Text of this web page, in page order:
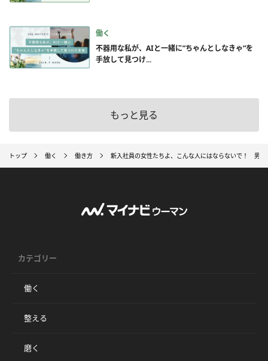
働く
不器用な私が、AIと一緒に”ちゃんとしなきゃ”を
手放して見つけ...
もっと見る
トップ 働く 働き方 新入社員の女性たちよ、こんな人にはならないで！ 男
カテゴリー
働く
整える
磨く